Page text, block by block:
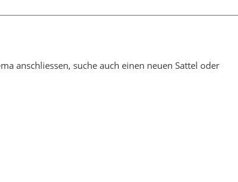
anschliessen, suche auch einen neuen Sattel oder